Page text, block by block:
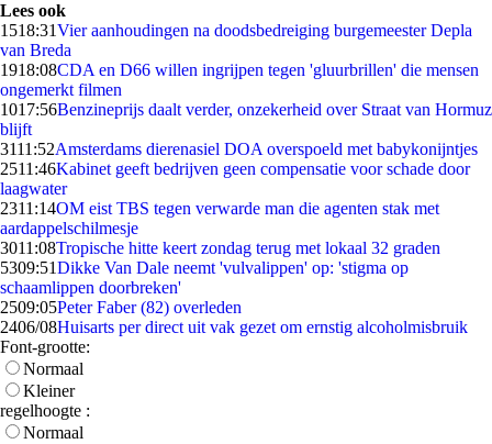
Lees ook
1518:31Vier aanhoudingen na doodsbedreiging burgemeester Depla
van Breda
1918:08CDA en D66 willen ingrijpen tegen 'gluurbrillen' die mensen
ongemerkt filmen
1017:56Benzineprijs daalt verder, onzekerheid over Straat van Hormuz
blijft
3111:52Amsterdams dierenasiel DOA overspoeld met babykonijntjes
2511:46Kabinet geeft bedrijven geen compensatie voor schade door
laagwater
2311:14OM eist TBS tegen verwarde man die agenten stak met
aardappelschilmesje
3011:08Tropische hitte keert zondag terug met lokaal 32 graden
5309:51Dikke Van Dale neemt 'vulvalippen' op: 'stigma op
schaamlippen doorbreken'
2509:05Peter Faber (82) overleden
2406/08Huisarts per direct uit vak gezet om ernstig alcoholmisbruik
Font-grootte:
Normaal
Kleiner
regelhoogte :
Normaal